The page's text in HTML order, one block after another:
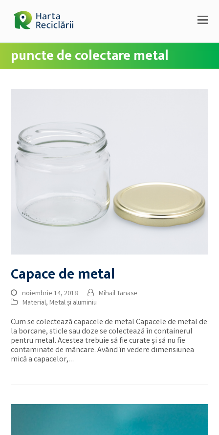
puncte de colectare metal
Capace de metal
noiembrie 14, 2018
Mihail Tanase
Material,Metal și aluminiu
Cum se colectează capacele de metal Capacele de metal de
la borcane, sticle sau doze se colectează în containerul
pentru metal. Acestea trebuie să fie curate și să nu fie
contaminate de mâncare. Având în vedere dimensiunea
mică a capacelor,…